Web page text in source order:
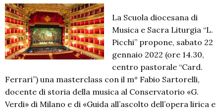
La Scuola diocesana di
Musica e Sacra Liturgia “L.
Picchi” propone, sabato 22
gennaio 2022 (ore 14.30,
centro pastorale “Card.
Ferrari”) una masterclass con il m° Fabio Sartorelli,
docente di storia della musica al Conservatorio «G.
Verdi» di Milano e di «Guida all’ascolto dell’opera lirica e